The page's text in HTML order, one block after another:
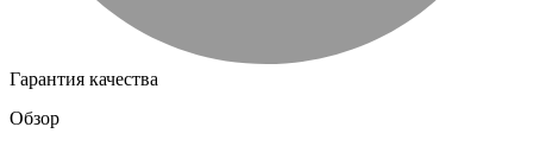
Гарантия качества
Обзор